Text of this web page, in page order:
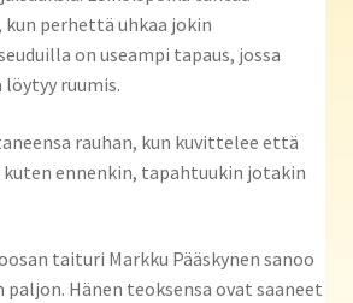
perhettä uhkaa jokin
on useampi tapaus, jossa
ruumis.
rauhan, kun kuvittelee että
ennenkin, tapahtuukin jotakin
taituri Markku Pääskynen sanoo
paljon. Hänen teoksensa ovat saaneet